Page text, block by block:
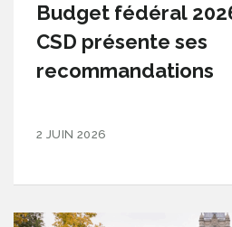
Budget fédéral
CSD présente ses
recommandations
2 JUIN 2026